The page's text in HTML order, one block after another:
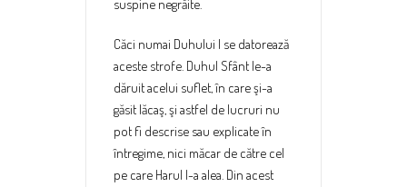
suspine negrăite.
Căci numai Duhului I se datorează
aceste strofe. Duhul Sfânt le-a
dăruit acelui suflet, în care şi-a
găsit lăcaş, şi astfel de lucruri nu
pot fi descrise sau explicate în
întregime, nici măcar de către cel
pe care Harul l-a alea. Din acest